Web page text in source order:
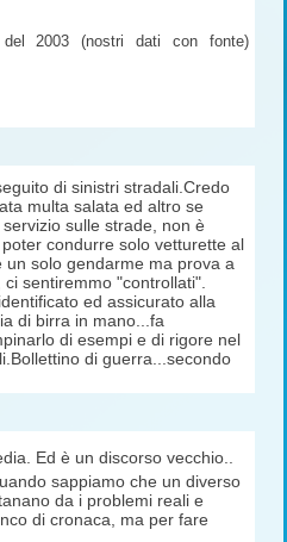
2003 (nostri dati con fonte)
di sinistri stradali.Credo
multa salata ed altro se
sulle strade, non è
condurre solo vetturette al
solo gendarme ma prova a
sentiremmo "controllati".
ed assicurato alla
di birra in mano...fa
di esempi e di rigore nel
di guerra...secondo
Ed è un discorso vecchio..
sappiamo che un diverso
da i problemi reali e
di cronaca, ma per fare